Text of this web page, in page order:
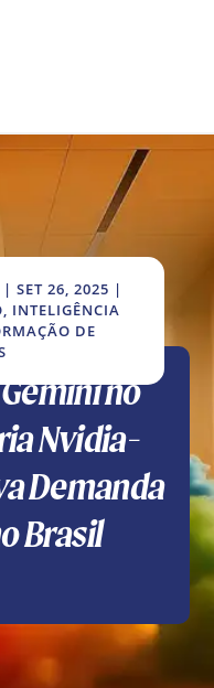
|SET 26, 2025 |
, INTELIGÊNCIA
DE
no
Nvidia-
Demanda
Brasil